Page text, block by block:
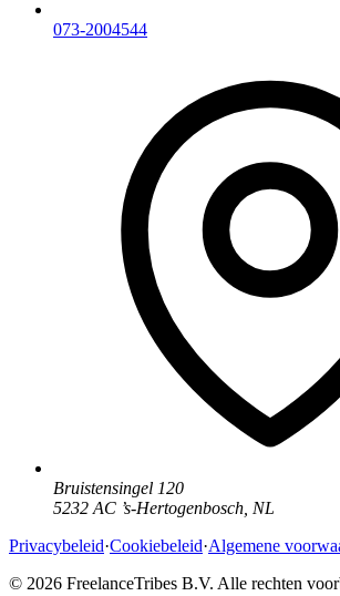
073-2004544
Bruistensingel 120
5232 AC ’s-Hertogenbosch NL
Privacybeleid·Cookiebeleid·Algemene
© 2026 FreelanceTribes B.V. Alle rechten